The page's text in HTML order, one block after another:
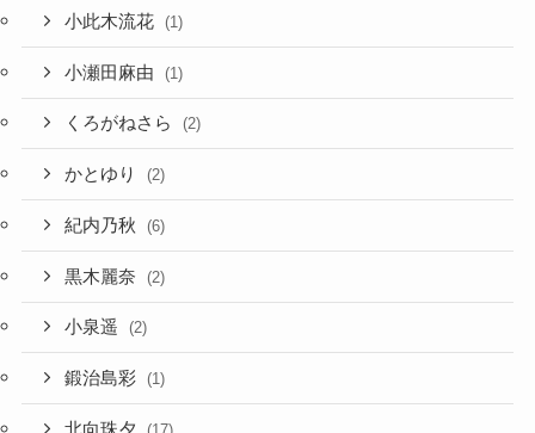
小此木流花 (1)
小瀬田麻由 (1)
くろがねさら (2)
かとゆり (2)
紀内乃秋 (6)
黒木麗奈 (2)
小泉遥 (2)
鍛治島彩 (1)